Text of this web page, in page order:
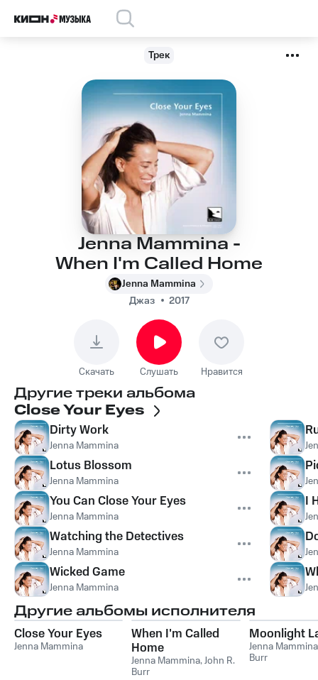
Трек
Jenna Mammina -
When I'm Called Home
Jenna Mammina
Джаз
2017
Скачать Слушать Нравится
Другие треки альбома
Close Your Eyes
Dirty Work
Jenna Mammina
Lotus Blossom
Jenna Mammina
You Can Close Your Eyes
Jenna Mammina
Watching the Detectives
Jenna Mammina
Wicked Game
Jenna Mammina
I
Другие альбомы исполнителя
Close Your Eyes
Jenna Mammina
When I'm Called
Home
Jenna Mammina,John R.
Burr
Moonlight
Jenna Mammina
Burr